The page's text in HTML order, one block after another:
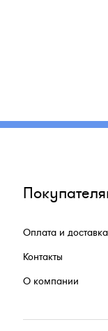
Оплата и доставка
Контакты
О компании